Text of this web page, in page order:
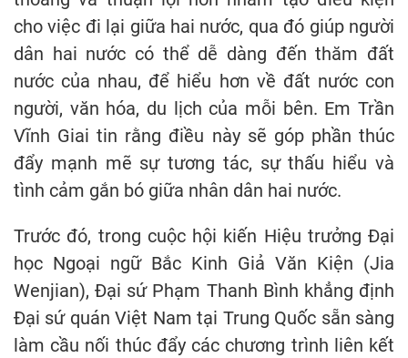
cho việc đi lại giữa hai nước, qua đó giúp người
dân hai nước có thể dễ dàng đến thăm đất
nước của nhau, để hiểu hơn về đất nước con
người, văn hóa, du lịch của mỗi bên. Em Trần
Vĩnh Giai tin rằng điều này sẽ góp phần thúc
đẩy mạnh mẽ sự tương tác, sự thấu hiểu và
tình cảm gắn bó giữa nhân dân hai nước.
Trước đó, trong cuộc hội kiến Hiệu trưởng Đại
học Ngoại ngữ Bắc Kinh Giả Văn Kiện (Jia
Wenjian), Đại sứ Phạm Thanh Bình khẳng định
Đại sứ quán Việt Nam tại Trung Quốc sẵn sàng
làm cầu nối thúc đẩy các chương trình liên kết